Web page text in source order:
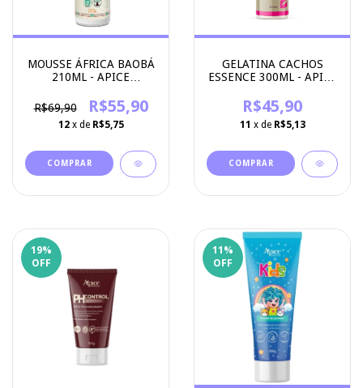
MOUSSE ÁFRICA BAOBÁ
210ML - APICE
R$69,90
R$55,90
12 x de R$5,75
GELATINA CACHOS
ESSENCE 300ML - APICE
R$45,90
11 x de R$5,13
19%
OFF
11 %
OFF